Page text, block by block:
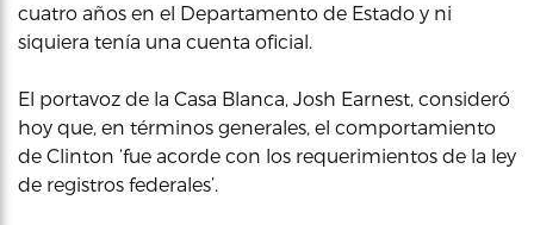
cuatro años en el Departamento de Estado y ni
siquiera tenía una cuenta oficial.
El portavoz de la Casa Blanca, Josh Earnest, consideró
hoy que, en términos generales, el comportamiento
de Clinton ‘fue acorde con los requerimientos de la ley
de registros federales’.